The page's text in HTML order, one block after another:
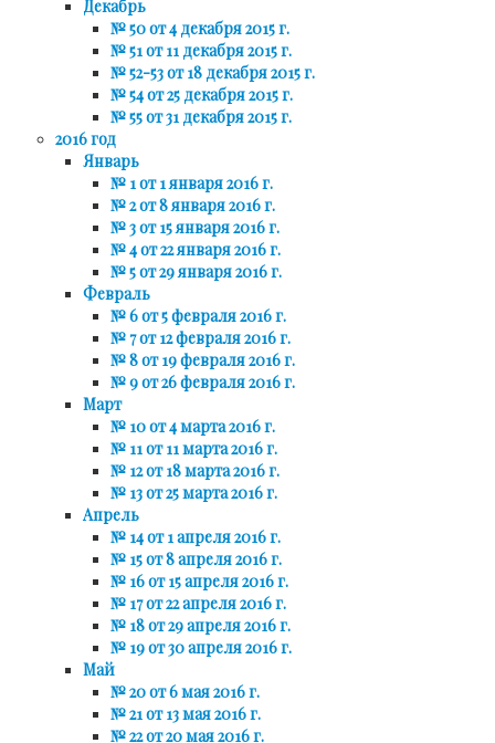
Декабрь
№ 50 от 4 декабря 2015 г.
№ 51 от 11 декабря 2015 г.
№ 52-53 от 18 декабря 2015 г.
№ 54 от 25 декабря 2015 г.
№ 55 от 31 декабря 2015 г.
2016 год
Январь
№ 1 от 1 января 2016 г.
№ 2 от 8 января 2016 г.
№ 3 от 15 января 2016 г.
№ 4 от 22 января 2016 г.
№ 5 от 29 января 2016 г.
Февраль
№ 6 от 5 февраля 2016 г.
№ 7 от 12 февраля 2016 г.
№ 8 от 19 февраля 2016 г.
№ 9 от 26 февраля 2016 г.
Март
№ 10 от 4 марта 2016 г.
№ 11 от 11 марта 2016 г.
№ 12 от 18 марта 2016 г.
№ 13 от 25 марта 2016 г.
Апрель
№ 14 от 1 апреля 2016 г.
№ 15 от 8 апреля 2016 г.
№ 16 от 15 апреля 2016 г.
№ 17 от 22 апреля 2016 г.
№ 18 от 29 апреля 2016 г.
№ 19 от 30 апреля 2016 г.
Май
№ 20 от 6 мая 2016 г.
№ 21 от 13 мая 2016 г.
№ 22 от 20 мая 2016 г.